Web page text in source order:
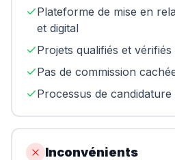
Plateforme de mise en
et digital
Projets qualifiés et vérifiés
Pas de commission
Processus de candidature
Inconvénients